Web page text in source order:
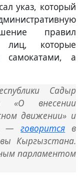
указ, который
правил
лиц, которые
самокатами, а
Садыр
«О внесении
движении» и
—говорится в
Кыргызстана.
парламентом